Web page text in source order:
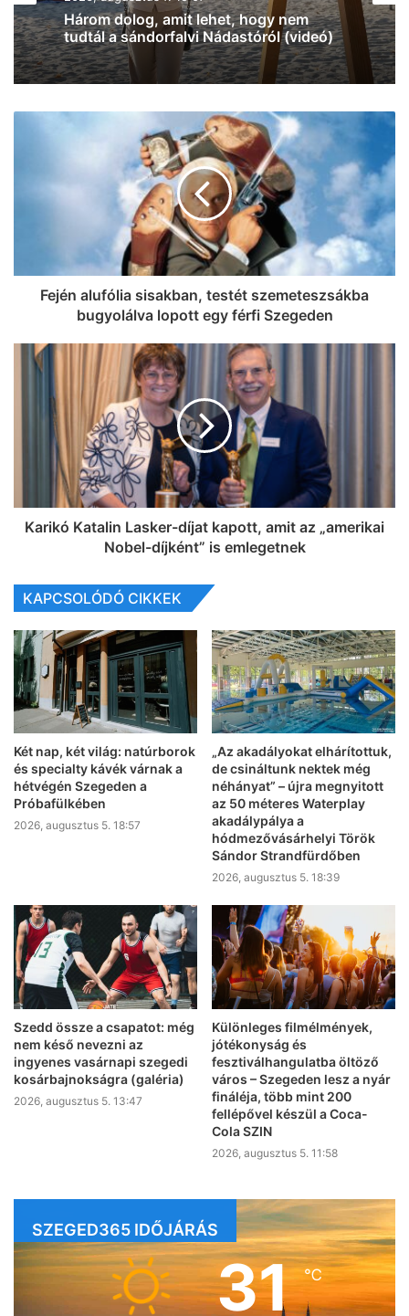
Na, ez mennyire király már: 60 SZIN-
jegyet VIP-re húz fel a Coca-Cola
Szegeden!
Fején alufólia sisakban, testét szemeteszsákba
bugyolálva lopott egy férfi Szegeden
Karikó Katalin Lasker-díjat kapott, amit az „amerikai
Nobel-díjként” is emlegetnek
KAPCSOLÓDÓ CIKKEK
Két nap, két világ: natúrborok
és specialty kávék várnak a
hétvégén Szegeden a
Próbafülkében
2026, augusztus 5. 18:57
„Az akadályokat elhárítottuk,
de csináltunk nektek még
néhányat” – újra megnyitott
az 50 méteres Waterplay
akadálypálya a
hódmezővásárhelyi Török
Sándor Strandfürdőben
2026, augusztus 5. 18:39
Szedd össze a csapatot: még
nem késő nevezni az
ingyenes vasárnapi szegedi
kosárbajnokságra (galéria)
2026, augusztus 5. 13:47
Különleges filmélmények,
jótékonyság és
fesztiválhangulatba öltöző
város – Szegeden lesz a nyár
fináléja, több mint 200
fellépővel készül a Coca-
Cola SZIN
2026, augusztus 5. 11:58
SZEGED365 IDŐJÁRÁS
31℃